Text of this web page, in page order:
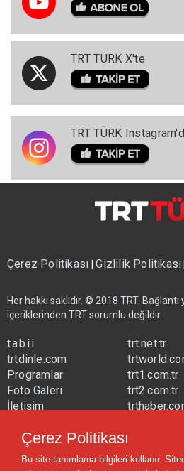
TRT TÜRK X'te
TRT TÜRK
Çerez Politikası|Gizlilik Politikası|
Her hakkı saklıdır. © 2018 TRT.
içeriklerinden TRT sorumlu değildir.
tabii
trtdinle.com
Programlar
Foto Galeri
İletişim
trt.net.tr
trt1.com.tr
trt2.com.tr
trtavaz.com.tr
trtmuzik.net.tr
Çerez Politikası
Bu site tanımlama bilgileri kullanır.